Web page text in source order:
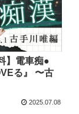
】電車痴●
る』 〜古
2025.07.08